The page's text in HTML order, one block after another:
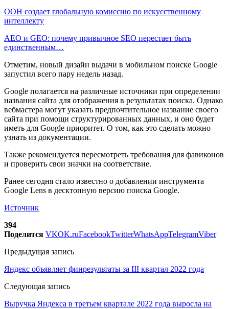
ООН создает глобальную комиссию по искусственному
интеллекту
AEO и GEO: почему привычное SEO перестает быть
единственным…
Отметим, новый дизайн выдачи в мобильном поиске Google
запустил всего пару недель назад.
Google полагается на различные источники при определении
названия сайта для отображения в результатах поиска. Однако
вебмастера могут указать предпочтительное название своего
сайта при помощи структурированных данных, и оно будет
иметь для Google приоритет. О том, как это сделать можно
узнать из документации.
Также рекомендуется пересмотреть требования для фавиконов
и проверить свои значки на соответствие.
Ранее сегодня стало известно о добавлении инструмента
Google Lens в десктопную версию поиска Google.
Источник
394
Поделится VKOK.ruFacebookTwitterWhatsAppTelegramViber
Предыдущая запись
Яндекс объявляет финрезультаты за III квартал 2022 года
Следующая запись
Выручка Яндекса в третьем квартале 2022 года выросла на